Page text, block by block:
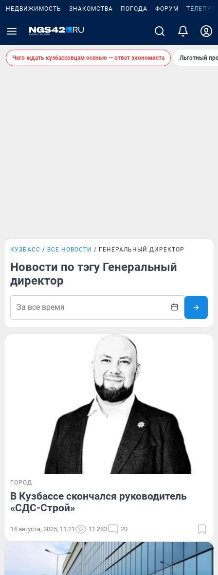
НЕДВИЖИМОСТЬ ЗНАКОМСТВА ПОГОДА ФОРУМ
Чего ждать кузбассовцам осенью — ответ экономиста Льготный
КУЗБАСС ВСЕ НОВОСТИ ГЕНЕРАЛЬНЫЙ ДИРЕКТОР
Новости по тэгу Генеральный
директор
ГОРОД
В Кузбассе скончался руководитель
«СДС-Строй»
14 августа, 2025, 11:21 11 283 20